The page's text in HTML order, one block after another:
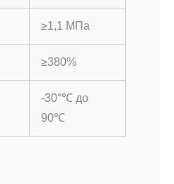
≥1,1 МПа
≥380%
-30°℃ до
90℃